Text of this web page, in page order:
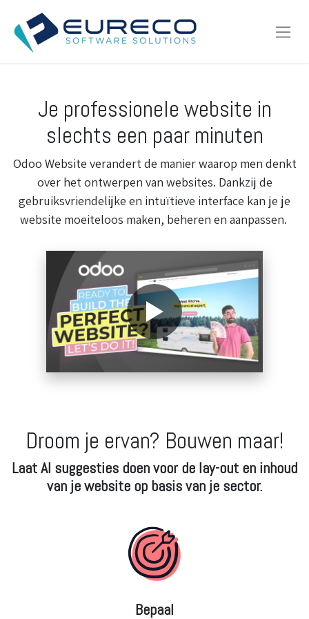
Je professionele website in
slechts een paar minuten
Odoo Website verandert de manier waarop men denkt
over het ontwerpen van websites. Dankzij de
gebruiksvriendelijke en intuïtieve interface kan je je
website moeiteloos maken, beheren en aanpassen.
Droom je ervan? Bouwen maar!
Laat AI suggesties doen voor de lay-out en inhoud
van je website op basis van je sector.
Bepaal